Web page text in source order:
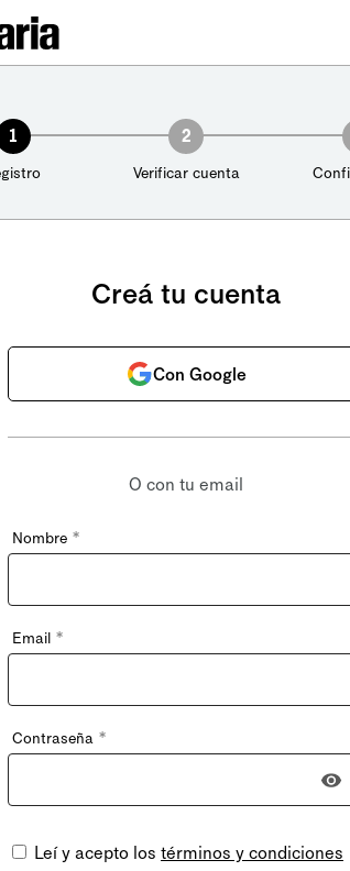
1 2
Verificar cuenta
Creá tu cuenta
Con Google
O con tu email
Nombre *
Email *
Contraseña *
Leí y acepto los términos y condiciones